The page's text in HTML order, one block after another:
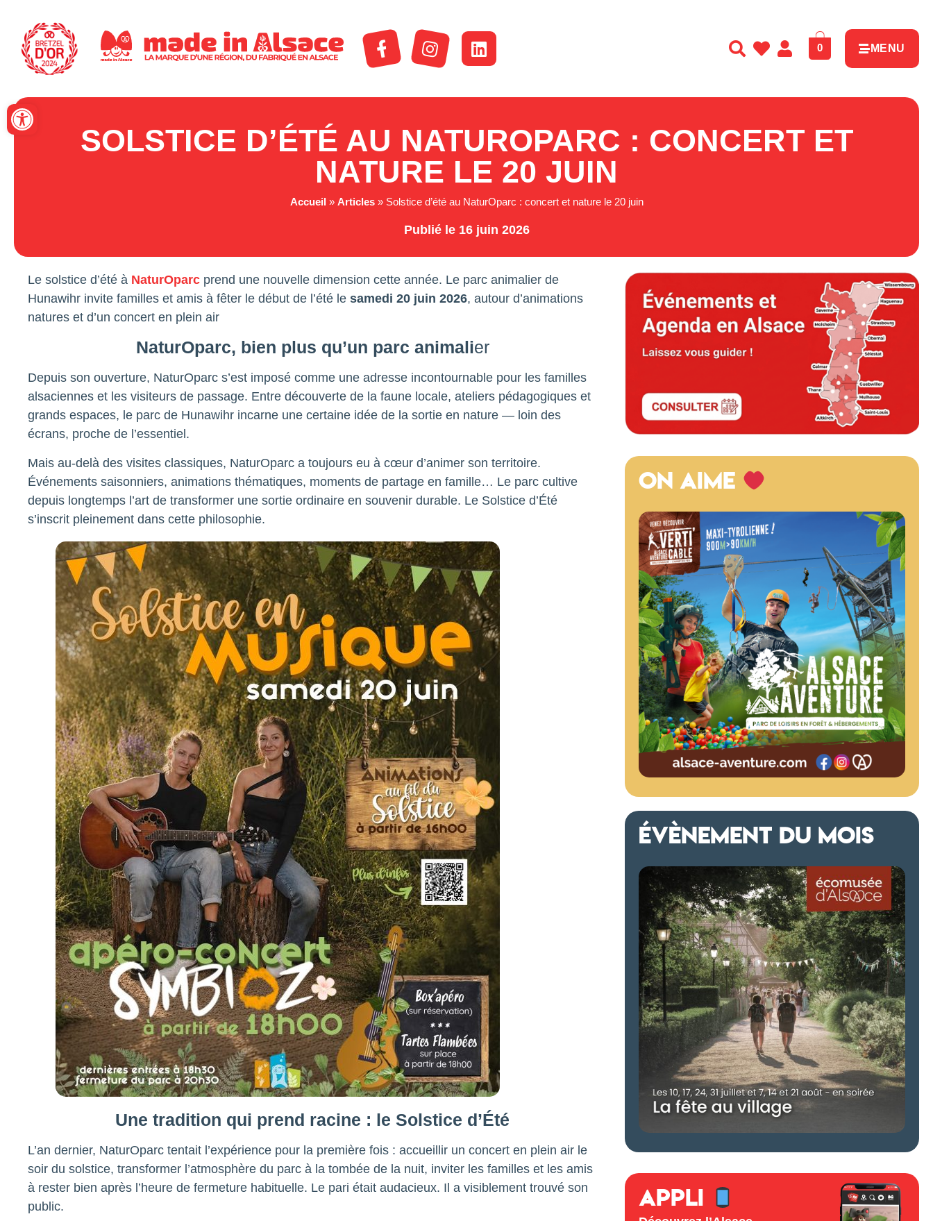
Ouvrir la barre d’outils
0 MENU
SOLSTICE D’ÉTÉ AU NATUROPARC : CONCERT ET
NATURE LE 20 JUIN
Accueil » Articles» Solstice d’été au NaturOparc : concert et nature le 20 juin
Publié le 16 juin 2026
Le solstice d’été à NaturOparc prend une nouvelle dimension cette année. Le parc animalier de
Hunawihr invite familles et amis à fêter le début de l’été le samedi 20 juin 2026, autour d’animations
natures et d’un concert en plein air
NaturOparc, bien plus qu’un parc animalier
Depuis son ouverture, NaturOparc s’est imposé comme une adresse incontournable pour les familles
alsaciennes et les visiteurs de passage. Entre découverte de la faune locale, ateliers pédagogiques et
grands espaces, le parc de Hunawihr incarne une certaine idée de la sortie en nature — loin des
écrans, proche de l’essentiel.
Mais au-delà des visites classiques, NaturOparc a toujours eu à cœur d’animer son territoire.
Événements saisonniers, animations thématiques, moments de partage en famille… Le parc cultive
depuis longtemps l’art de transformer une sortie ordinaire en souvenir durable. Le Solstice d’Été
s’inscrit pleinement dans cette philosophie.
Une tradition qui prend racine : le Solstice d’Été
L’an dernier, NaturOparc tentait l’expérience pour la première fois : accueillir un concert en plein air le
soir du solstice, transformer l’atmosphère du parc à la tombée de la nuit, inviter les familles et les amis
à rester bien après l’heure de fermeture habituelle. Le pari était audacieux. Il a visiblement trouvé son
public.
ON AIME
ÉVÈNEMENT DU MOIS
APPLI